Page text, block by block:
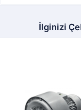
İlginizi